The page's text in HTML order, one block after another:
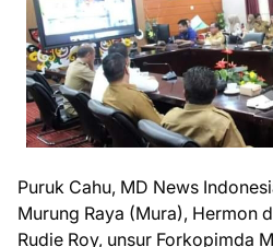
Puruk Cahu, MD News
Murung Raya (Mura), Hermon
Rudie Roy, unsur Forkopimda